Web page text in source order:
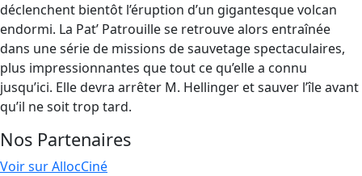
déclenchent bientôt l’éruption d’un gigantesque volcan
endormi. La Pat’ Patrouille se retrouve alors entraînée
dans une série de missions de sauvetage spectaculaires,
plus impressionnantes que tout ce qu’elle a connu
jusqu’ici. Elle devra arrêter M. Hellinger et sauver l’île avant
qu’il ne soit trop tard.
Nos Partenaires
Voir sur AllocCiné